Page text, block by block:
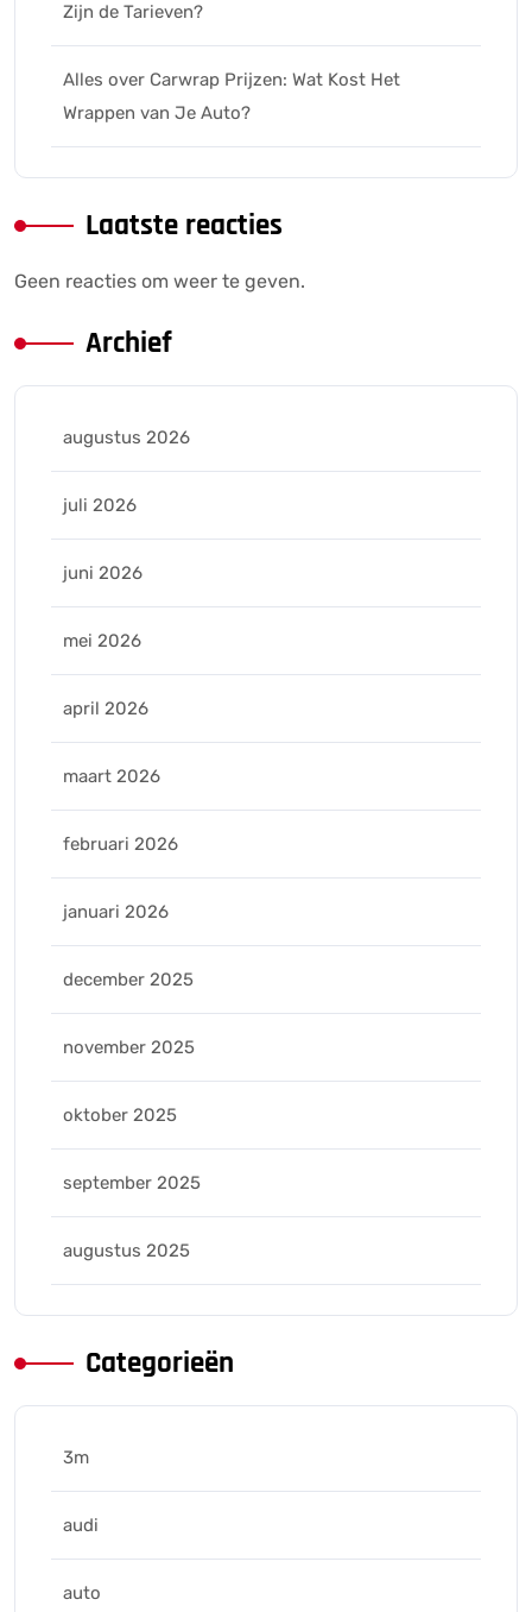
Zijn de Tarieven?
Alles over Carwrap Prijzen: Wat Kost Het
Wrappen van Je Auto?
Laatste reacties
Geen reacties om weer te geven.
Archief
augustus 2026
juli 2026
juni 2026
mei 2026
april 2026
maart 2026
februari 2026
januari 2026
december 2025
november 2025
oktober 2025
september 2025
augustus 2025
Categorieën
3m
audi
auto